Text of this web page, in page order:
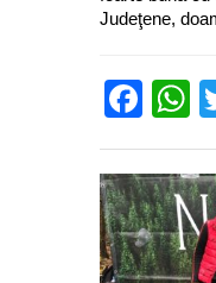
Judeţene,